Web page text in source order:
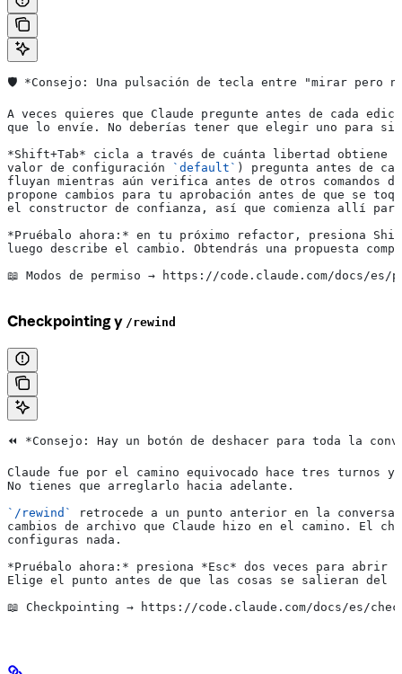
🛡️ *Consejo: Una pulsación de tecla entre "mirar pero
A veces quieres que Claude pregunte antes de cada
que lo envíe. No deberías tener que elegir uno para
*Shift+Tab* cicla a través de cuánta libertad obtiene
valor de configuración
`default` ) pregunta antes de
fluyan mientras aún verifica antes de otros comandos
propone cambios para tu aprobación antes de que se
el constructor de confianza, así que comienza allí
*Pruébalo ahora:* en tu próximo refactor, presiona
luego describe el cambio. Obtendrás una propuesta
📖 Modos de permiso → https://code.claude.com/docs/es/
Checkpointing y /rewind
⏪ *Consejo: Hay un botón de deshacer para toda la
Claude fue por el camino equivocado hace tres turnos y
No tienes que arreglarlo hacia adelante.
`/rewind`
retrocede a un punto anterior en la
cambios de archivo que Claude hizo en el camino. El
configuras nada.
*Pruébalo ahora:* presiona *Esc* dos veces para abrir
Elige el punto antes de que las cosas se salieran del
📖 Checkpointing → https://code.claude.com/docs/es/